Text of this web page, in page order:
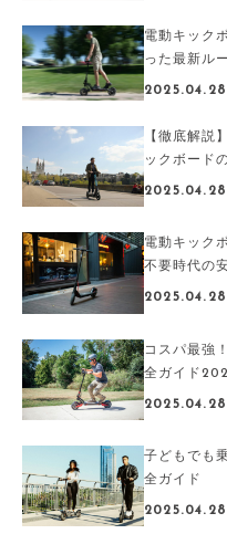
電動キック
った最新ル
2025.04.28
【徹底解説
ックボード
2025.04.28
電動キック
不要時代の
2025.04.28
コスパ最強
全ガイド
2025.04.28
子どもでも
全ガイド
2025.04.28